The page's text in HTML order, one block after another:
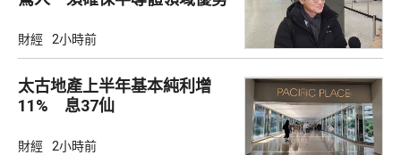
財經 2小時前
太古地產上半年基本純利增
11% 息37仙
財經 2小時前